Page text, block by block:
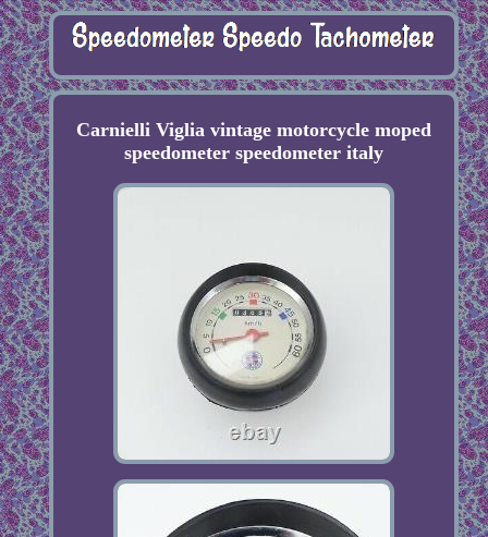
Carnielli Viglia vintage motorcycle moped
speedometer speedometer italy